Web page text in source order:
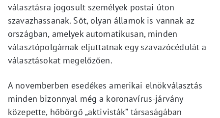
választásra jogosult személyek postai úton
szavazhassanak. Sőt, olyan államok is vannak az
országban, amelyek automatikusan, minden
választópolgárnak eljuttatnak egy szavazócédulát a
választásokat megelőzően.
A novemberben esedékes amerikai elnökválasztás
minden bizonnyal még a koronavírus-járvány
közepette, hőbörgő „aktivisták” társaságában